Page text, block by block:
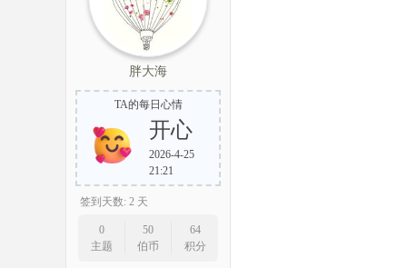
胖大海
TA的每日心情
开心
2026-4-25
21:21
签到天数: 2 天
0
主题
50
伯币
64
积分